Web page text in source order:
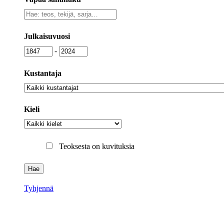
Vapaa
sanahaku
Julkaisuvuosi
Julkaisuvuosi
- Julkaisuvuosi
Kustantaja
Kustantaja
Kieli
Kieli
Teoksesta on kuvituksia
Tyhjennä